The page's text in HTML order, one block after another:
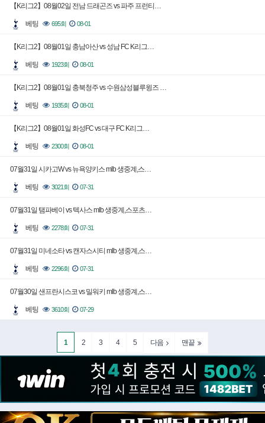
【K리그2】08월02일 전남 드래곤즈 vs 파주 프런티…
베팅 695회 08-01
【K리그2】08월01일 충남아산 vs 성남 FC K리그…
베팅 1923회 08-01
【K리그2】08월01일 충북청주 vs 수원삼성블루윙즈 …
베팅 1935회 08-01
【K리그2】08월01일 화성FC vs 대구 FC K리그…
베팅 2300회 08-01
07월31일 시카고W vs 뉴욕양키스 mlb 생중계,스…
베팅 3021회 07-31
07월31일 탬파베이 vs 텍사스 mlb 생중계,스포츠…
베팅 2278회 07-31
07월31일 미네소타 vs 캔자스시티 mlb 생중계,스…
베팅 2296회 07-31
07월30일 샌프란시스코 vs 밀워키 mlb 생중계,스…
베팅 3610회 07-29
1 2 3 4 5 다음 맨끝